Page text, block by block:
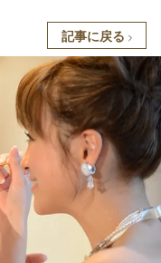
記事に戻る